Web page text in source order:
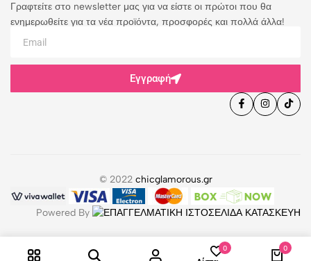
Γραφτείτε στο newsletter μας για να είστε οι πρώτοι που θα
ενημερωθείτε για τα νέα προϊόντα, προσφορές και πολλά άλλα!
Εγγραφή
© 2022 chicglamorous.gr
Powered By
0 0